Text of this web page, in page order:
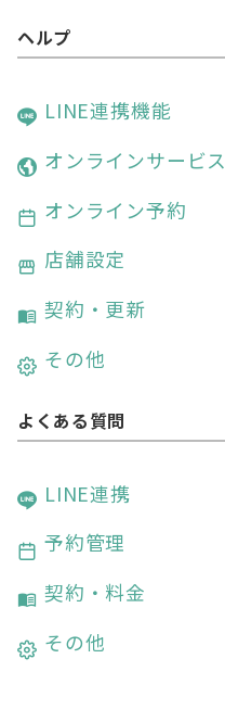
ヘルプ
LINE連携機能
オンラインサービス
オンライン予約
店舗設定
契約・更新
その他
よくある質問
LINE連携
予約管理
契約・料金
その他